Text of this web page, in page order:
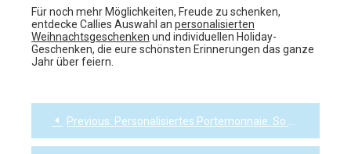
Für noch mehr Möglichkeiten, Freude zu schenken,
entdecke Callies Auswahl an personalisierten
Weihnachtsgeschenken und individuellen Holiday-
Geschenken, die eure schönsten Erinnerungen das ganze
Jahr über feiern.
Post
navigation
Previous: Personalisiertes Portemonnaie: So finden Sie die perfekte Geldbörse